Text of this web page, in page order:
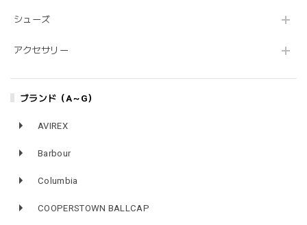
シューズ
アクセサリー
ブランド（A～G）
AVIREX
Barbour
Columbia
COOPERSTOWN BALLCAP